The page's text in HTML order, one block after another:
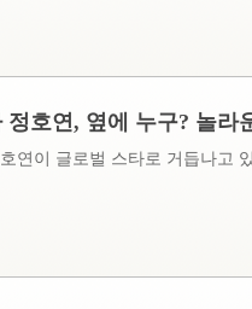
호연, 옆에 누구? 놀라
연이 글로벌 스타로 거듭나고